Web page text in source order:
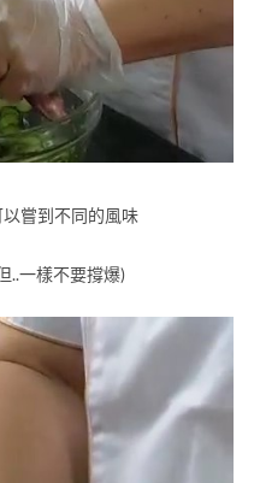
嘗到不同的風味
..一樣不要撐爆)